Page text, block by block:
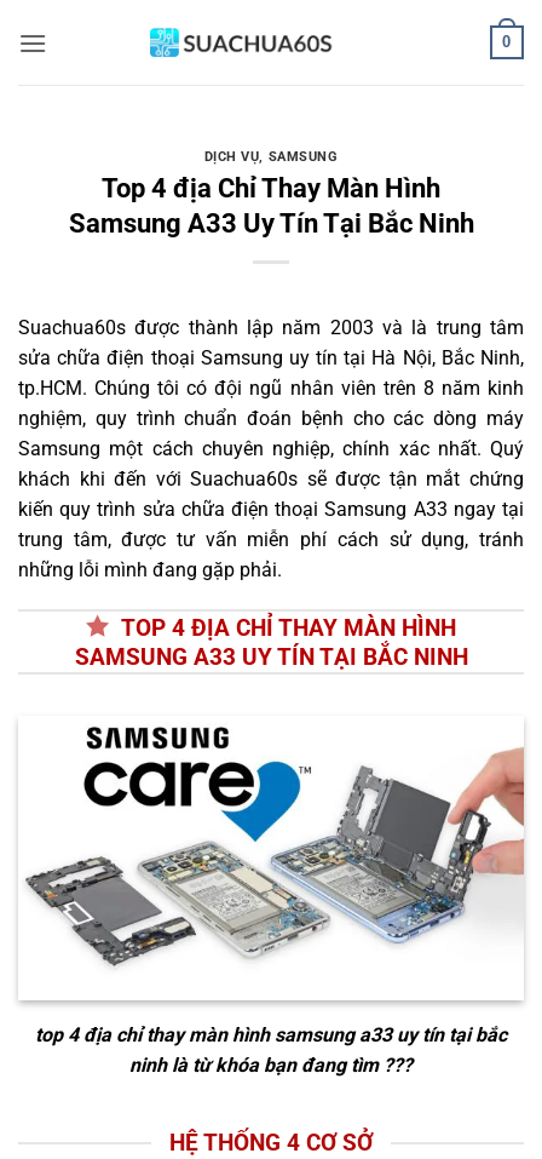
qua
0
DỊCH VỤ, SAMSUNG
Top 4 địa Chỉ Thay Màn Hình
Samsung A33 Uy Tín Tại Bắc Ninh
Suachua60s được thành lập năm 2003 và là trung tâm
sửa chữa điện thoại Samsung uy tín tại Hà Nội, Bắc Ninh,
tp.HCM. Chúng tôi có đội ngũ nhân viên trên 8 năm kinh
nghiệm, quy trình chuẩn đoán bệnh cho các dòng máy
Samsung một cách chuyên nghiệp, chính xác nhất. Quý
khách khi đến với Suachua60s sẽ được tận mắt chứng
kiến quy trình sửa chữa điện thoại Samsung A33 ngay tại
trung tâm, được tư vấn miễn phí cách sử dụng, tránh
những lỗi mình đang gặp phải.
TOP 4 ĐỊA CHỈ THAY MÀN HÌNH
SAMSUNG A33 UY TÍN TẠI BẮC NINH
top 4 địa chỉ thay màn hình samsung a33 uy tín tại bắc
ninhlà từ khóa bạn đang tìm ???
HỆ THỐNG 4 CƠ SỞ